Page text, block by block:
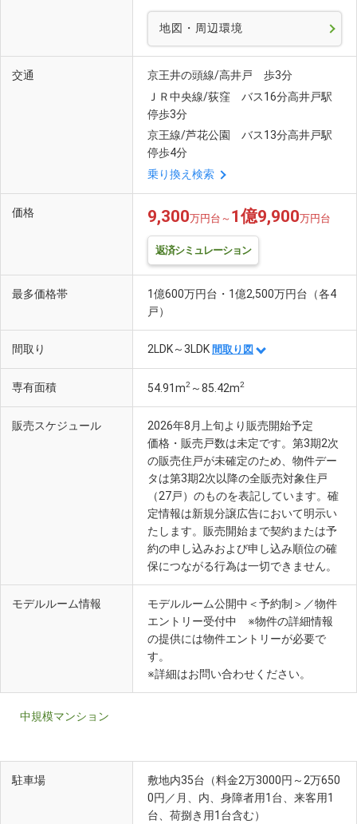
地図・周辺環境
交通
京王井の頭線/高井戸 歩3分
ＪＲ中央線/荻窪 バス16分高井戸駅
停歩3分
京王線/芦花公園 バス13分高井戸駅
停歩4分
乗り換え検索
価格 9,300万円台～ 1億9,900万円台
返済シミュレーション
最多価格帯
1億600万円台・1億2,500万円台（各4
戸）
間取り 2LDK～3LDK 間取り図
専有面積 54.91m2 ～85.42m2
販売スケジュール
2026年8月上旬より販売開始予定
価格・販売戸数は未定です。第3期2次
の販売住戸が未確定のため、物件デー
タは第3期2次以降の全販売対象住戸
（27戸）のものを表記しています。確
定情報は新規分譲広告において明示い
たします。販売開始まで契約または予
約の申し込みおよび申し込み順位の確
保につながる行為は一切できません。
モデルルーム情報
モデルルーム公開中＜予約制＞／物件
エントリー受付中 ※物件の詳細情報
の提供には物件エントリーが必要で
す。
※詳細はお問い合わせください。
中規模マンション
駐車場
敷地内35台（料金2万3000円～2万650
0円／月、内、身障者用1台、来客用1
台、荷捌き用1台含む）